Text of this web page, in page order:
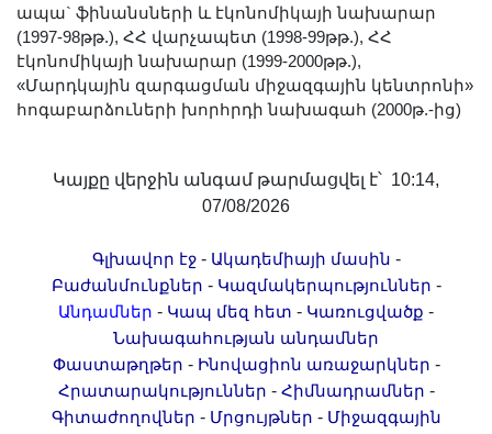
Մեր երախտավորները
Հայտարարություններ
Կայքի քարտեզ
Որոնում
ապա` ֆինանսների և էկոնոմիկայի նախարար
(1997-98թթ.), ՀՀ վարչապետ (1998-99թթ.), ՀՀ
էկոնոմիկայի նախարար (1999-2000թթ.),
«Մարդկային զարգացման միջազգային կենտրոնի»
հոգաբարձուների խորհրդի նախագահ (2000թ.-ից)
Կայքը վերջին անգամ թարմացվել է՝ 10:14,
07/08/2026
Գլխավոր էջ- Ակադեմիայի մասին -
Բաժանմունքներ - Կազմակերպություններ -
Անդամներ - Կապ մեզ հետ - Կառուցվածք -
Նախագահության անդամներ
Փաստաթղթեր - Ինովացիոն առաջարկներ -
Հրատարակություններ - Հիմնադրամներ -
Գիտաժողովներ - Մրցույթներ - Միջազգային